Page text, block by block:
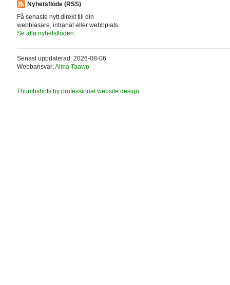
Nyhetsflöde (RSS)
Få senaste nytt direkt till din
webbläsare, intranät eller webbplats.
Se alla nyhetsflöden.
Senast uppdaterad: 2026-08-06
Webbansvar:Alma Taawo
Thumbshots by professional website design